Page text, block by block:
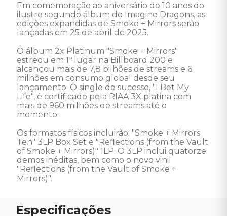
Em comemoração ao aniversário de 10 anos do
ilustre segundo álbum do Imagine Dragons, as
edições expandidas de Smoke + Mirrors serão
lançadas em 25 de abril de 2025.
O álbum 2x Platinum "Smoke + Mirrors"
estreou em 1º lugar na Billboard 200 e
alcançou mais de 7,8 bilhões de streams e 6
milhões em consumo global desde seu
lançamento. O single de sucesso, "I Bet My
Life", é certificado pela RIAA 3X platina com
mais de 960 milhões de streams até o
momento.
Os formatos físicos incluirão: "Smoke + Mirrors
Ten" 3LP Box Set e "Reflections (from the Vault
of Smoke + Mirrors)" 1LP. O 3LP inclui quatorze
demos inéditas, bem como o novo vinil
"Reflections (from the Vault of Smoke +
Mirrors)".